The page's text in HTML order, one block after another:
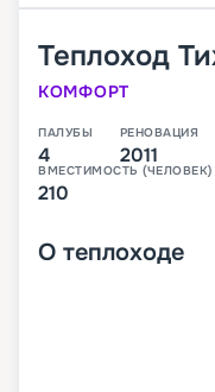
Теплоход
КОМФОРТ
ПАЛУБЫ
4
РЕНОВАЦИЯ
2011
ВМЕСТИМОСТЬ (ЧЕЛОВЕК)
210
О теплоходе